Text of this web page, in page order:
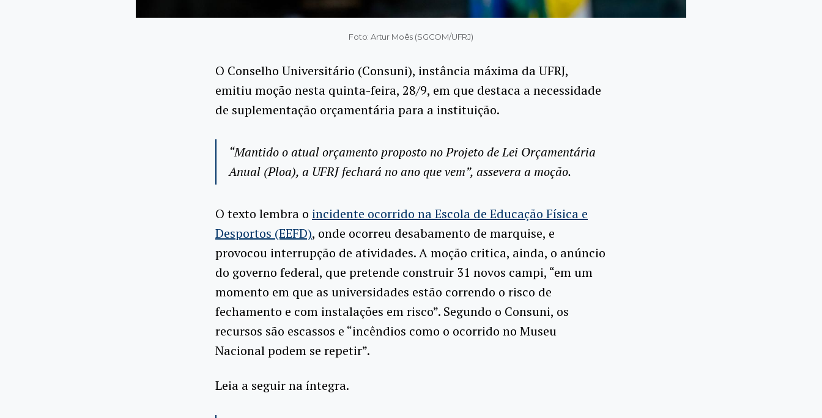
Foto: Artur Moês (SGCOM/UFRJ)
O Conselho Universitário (Consuni), instância máxima da UFRJ,
emitiu moção nesta quinta-feira, 28/9, em que destaca a necessidade
de suplementação orçamentária para a instituição.
“Mantido o atual orçamento proposto no Projeto de Lei Orçamentária
Anual (Ploa), a UFRJ fechará no ano que vem”, assevera a moção.
O texto lembra o incidente ocorrido na Escola de Educação Física e
Desportos (EEFD), onde ocorreu desabamento de marquise, e
provocou interrupção de atividades. A moção critica, ainda, o anúncio
do governo federal, que pretende construir 31 novos campi, “em um
momento em que as universidades estão correndo o risco de
fechamento e com instalações em risco”. Segundo o Consuni, os
recursos são escassos e “incêndios como o ocorrido no Museu
Nacional podem se repetir”.
Leia a seguir na íntegra.